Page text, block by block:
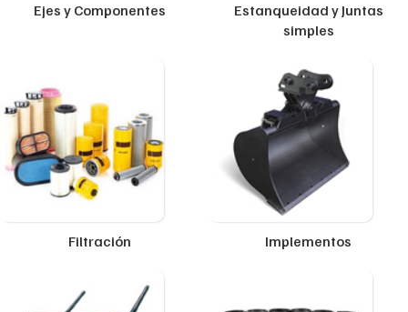
Ejes y Componentes
Estanqueidad y Juntas
simples
Filtración Implementos